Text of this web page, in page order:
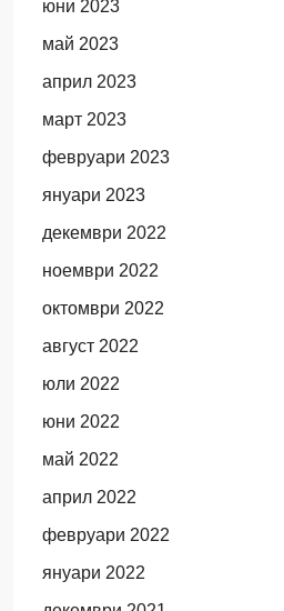
юни 2023
май 2023
април 2023
март 2023
февруари 2023
януари 2023
декември 2022
ноември 2022
октомври 2022
август 2022
юли 2022
юни 2022
май 2022
април 2022
февруари 2022
януари 2022